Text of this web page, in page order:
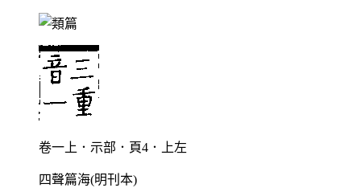
卷一上．示部．頁4．上左
四聲篇海(明刊本)